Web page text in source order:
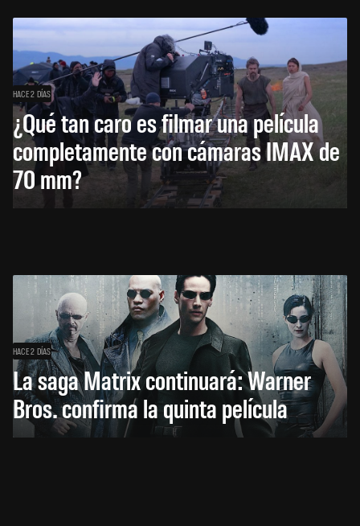
HACE 2 DÍAS
¿Qué tan caro es filmar una película
completamente con cámaras IMAX de
70 mm?
HACE 2 DÍAS
La saga Matrix continuará: Warner
Bros. confirma la quinta película